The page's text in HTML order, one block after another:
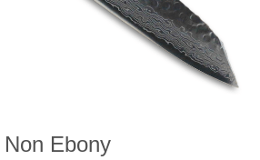
Ebony